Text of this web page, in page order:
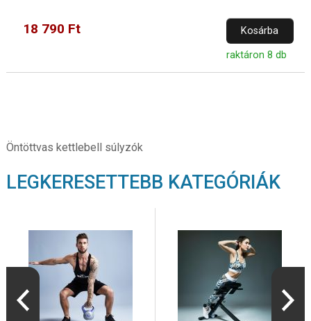
18 790 Ft Kosárba
raktáron 8 db
Öntöttvas kettlebell súlyzók
LEGKERESETTEBB KATEGÓRIÁK